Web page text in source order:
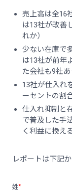
売上高は全16
は13社が改善
れか）
少ない在庫で
は13社が前年
た会社も9社あ
13社が仕入れ
ーセントの割
仕入れ抑制と
で普及した手
く利益に換え
レポートは下記